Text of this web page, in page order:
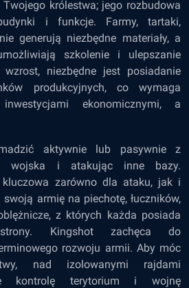
królestwa; jego rozbudowa
i funkcje. Farmy, tartaki,
generują niezbędne materiały, a
szkolenie i ulepszanie
niezbędne jest posiadanie
produkcyjnych, co wymaga
ekonomicznymi, a
aktywnie lub pasywnie z
wojska i atakując inne bazy.
zarówno dla ataku, jak i
armię na piechotę, łuczników,
z których każda posiada
Kingshot zachęca do
rozwoju armii. Aby móc
nad izolowanymi rajdami
kontrolę terytorium i wojnę